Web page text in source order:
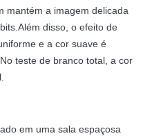
mantém a imagem delicada
disso, o efeito de
e a cor suave é
teste de branco total, a cor
em uma sala espaçosa